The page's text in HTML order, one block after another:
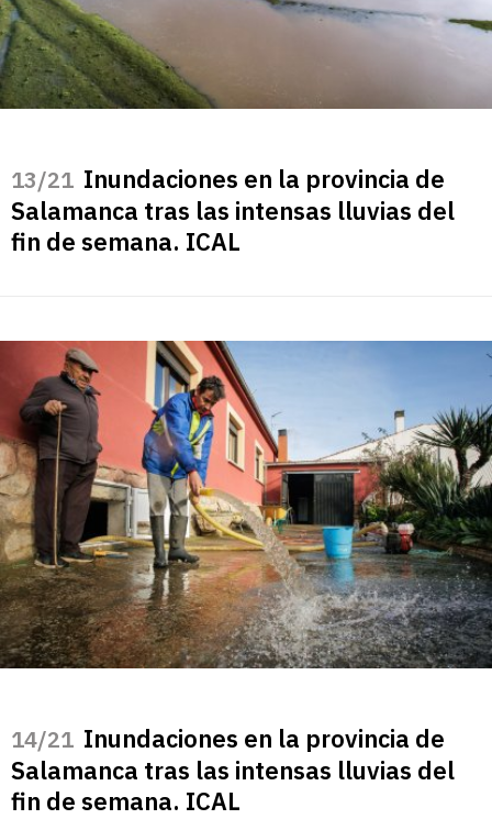
/21 Inundaciones en la provincia de
Salamanca tras las intensas lluvias del
fin de semana. ICAL
/21 Inundaciones en la provincia de
Salamanca tras las intensas lluvias del
fin de semana. ICAL